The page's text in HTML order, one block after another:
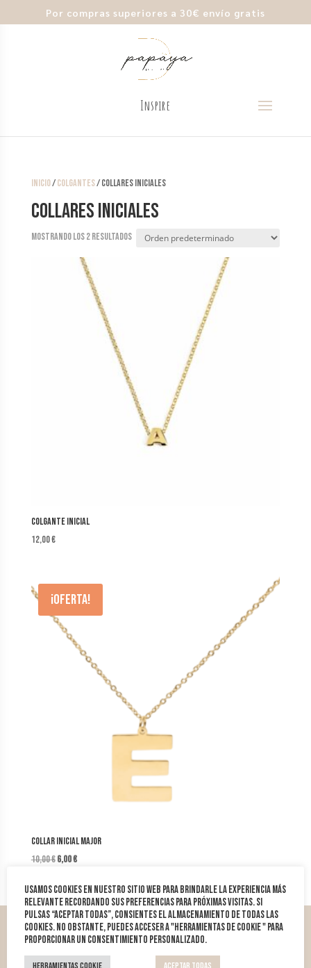
Por compras superiores a 30€ envío gratis
Inicio/Colgantes/ Collares Iniciales
Collares Iniciales
Mostrando los 2 resultados
Colgante Inicial
12,00€
¡Oferta!
Collar Inicial Major
10,00€El
original
era:
10,00 €.
6,00€El
actual
es:
6,00 €.
Usamos cookies en nuestro sitio web para brindarle la experiencia más
relevante recordando sus preferencias para próximas visitas. Si
pulsas “Aceptar todas”, consientes el almacenamiento de todas las
cookies. No obstante, puedes acceser a "Herramientas de cookie " para
proporcionar un consentimiento personalizado.
Herramientas Cookie Aceptar todas